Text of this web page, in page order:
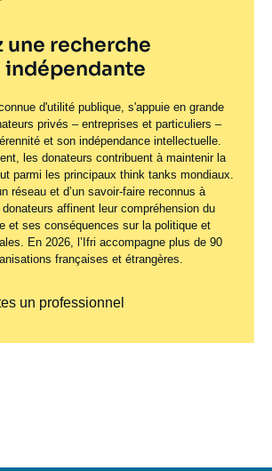
une recherche
indépendante
d'utilité publique, s'appuie en grande
privés – entreprises et particuliers –
et son indépendance intellectuelle.
les donateurs contribuent à maintenir la
parmi les principaux think tanks mondiaux.
réseau et d’un savoir-faire reconnus à
donateurs affinent leur compréhension du
et ses conséquences sur la politique et
En 2026, l’Ifri accompagne plus de 90
françaises et étrangères.
un professionnel